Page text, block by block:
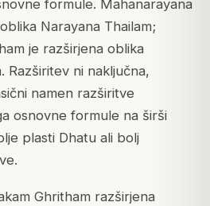
formule. Mahanarayana
Narayana Thailam;
je razširjena oblika
Razširitev ni naključna,
namen razširitve
osnovne formule na širši
plasti Dhatu ali bolj
Ghritham razširjena